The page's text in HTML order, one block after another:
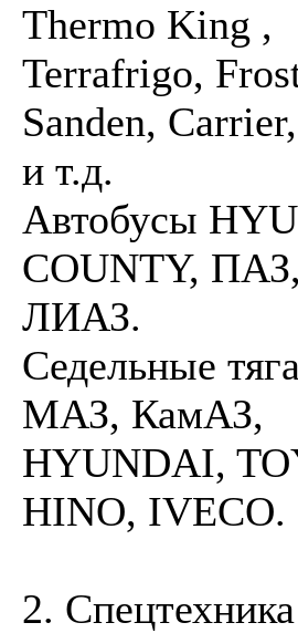
Thermo King ,
Terrafrigo,
Sanden,
и т.д.
Автобусы
СOUNTY,
ЛИАЗ.
Седельные
МАЗ, КамАЗ,
HYUNDAI,
HINO, IVECO.
2.